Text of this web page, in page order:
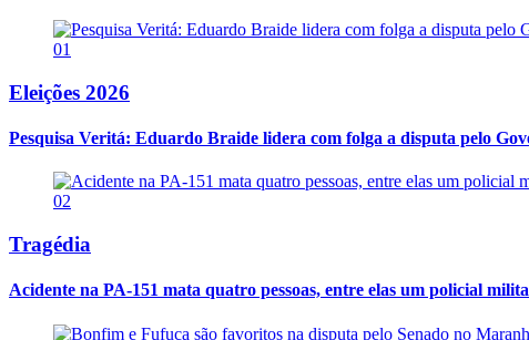
01
Eleições 2026
Pesquisa Veritá: Eduardo Braide lidera com folga a disputa pelo
02
Tragédia
Acidente na PA-151 mata quatro pessoas, entre elas um policial